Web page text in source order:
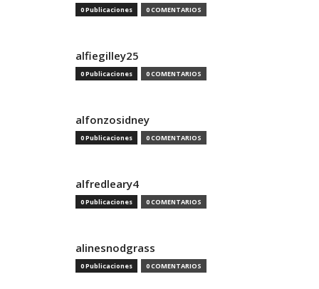
0 Publicaciones 0 COMENTARIOS
alfiegilley25
0 Publicaciones 0 COMENTARIOS
alfonzosidney
0 Publicaciones 0 COMENTARIOS
alfredleary4
0 Publicaciones 0 COMENTARIOS
alinesnodgrass
0 Publicaciones 0 COMENTARIOS